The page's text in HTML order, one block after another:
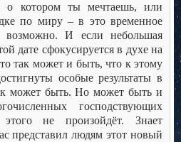
о котором ты мечтаешь, или
по миру – в это временное
возможно. И если небольшая
дате сфокусируется в духе на
так может и быть, что к этому
особые результаты в
может быть. Но может быть и
господствующих
не произойдёт. Знает
представил людям этот новый